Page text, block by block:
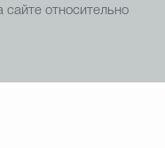
относительно